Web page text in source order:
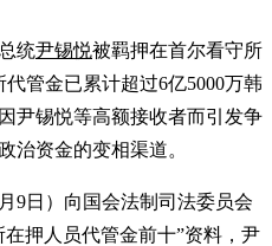
统尹锡悦被羁押在首尔看守所
管金已累计超过6亿5000万韩
尹锡悦等高额接收者而引发争
治资金的变相渠道。
9日）向国会法制司法委员会
押人员代管金前十”资料，尹